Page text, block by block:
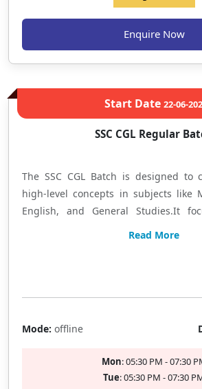
Enquire Now
Start Date 22-06-
SSC CGL Regular
The SSC CGL Batch is designed to
high-level concepts in subjects like
English, and General Studies.It
clarity through comprehensive
तैयारी बेसिक से एडवांस स्तर तक कराई जाती है।
नियमित अभ्यास कराया जाता है।
Read More
Mode: offline
Mon: 05:30 PM - 07:30
Tue: 05:30 PM - 07:30